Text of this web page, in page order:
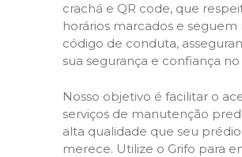
crachá e QR code, que
horários marcados e seguem
código de conduta,
sua segurança e confiança no
Nosso objetivo é facilitar o
serviços de manutenção
alta qualidade que seu prédio
merece. Utilize o Grifo para